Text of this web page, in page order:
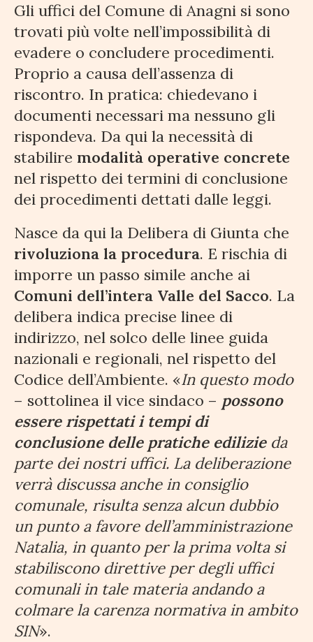
Gli uffici del Comune di Anagni si sono
trovati più volte nell’impossibilità di
evadere o concludere procedimenti.
Proprio a causa dell’assenza di
riscontro. In pratica: chiedevano i
documenti necessari ma nessuno gli
rispondeva. Da qui la necessità di
stabilire modalità operative concrete
nel rispetto dei termini di conclusione
dei procedimenti dettati dalle leggi.
Nasce da qui la Delibera di Giunta che
rivoluziona la procedura. E rischia di
imporre un passo simile anche ai
Comuni dell’intera Valle del Sacco. La
delibera indica precise linee di
indirizzo, nel solco delle linee guida
nazionali e regionali, nel rispetto del
Codice dell’Ambiente. «In questo modo
– sottolinea il vice sindaco – possono
essere rispettati i tempi di
conclusione delle pratiche edilizie da
parte dei nostri uffici. La deliberazione
verrà discussa anche in consiglio
comunale, risulta senza alcun dubbio
un punto a favore dell’amministrazione
Natalia, in quanto per la prima volta si
stabiliscono direttive per degli uffici
comunali in tale materia andando a
colmare la carenza normativa in ambito
SIN».